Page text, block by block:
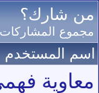
من شارك؟
مجموع المشاركات:
اسم المستخدم
معاوية